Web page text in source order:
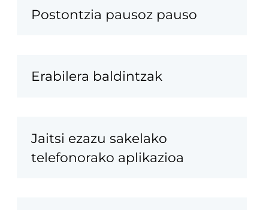
Postontzia pausoz pauso
Erabilera baldintzak
Jaitsi ezazu sakelako
telefonorako aplikazioa